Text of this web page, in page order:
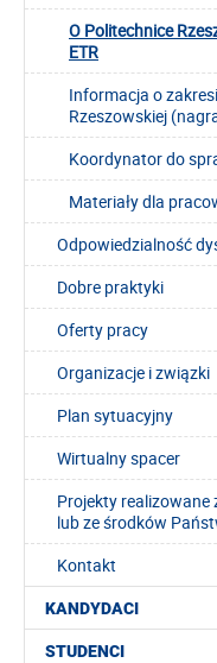
O Politechnice
ETR
Informacja o
Rzeszowskiej
Koordynator do
Materiały dla
Odpowiedzialność
Dobre praktyki
Oferty pracy
Organizacje i związki
Plan sytuacyjny
Wirtualny spacer
Projekty
lub ze środków
Kontakt
KANDYDACI
STUDENCI